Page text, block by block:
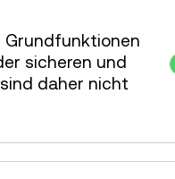
Grundfunktionen
sicheren und
daher nicht